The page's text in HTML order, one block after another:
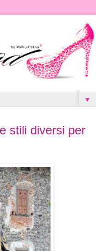
▼
stili diversi per